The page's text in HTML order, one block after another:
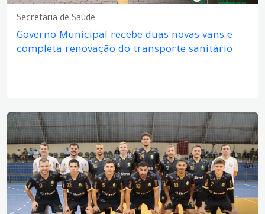
Secretaria de Saúde
Governo Municipal recebe duas novas vans e
completa renovação do transporte sanitário